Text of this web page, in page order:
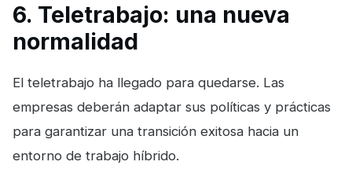
6. Teletrabajo: una nueva
normalidad
El teletrabajo ha llegado para quedarse. Las
empresas deberán adaptar sus políticas y prácticas
para garantizar una transición exitosa hacia un
entorno de trabajo híbrido.